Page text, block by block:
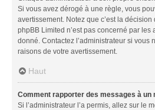
Si vous avez dérogé à une règle, vous
avertissement. Notez que c’est la décision
phpBB Limited n’est pas concerné par les
donné. Contactez l’administrateur si vous
raisons de votre avertissement.
Haut
Comment rapporter des messages à un
Si l’administrateur l’a permis, allez sur le